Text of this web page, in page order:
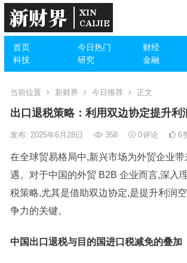
首页 今日热门 财经
科技
研究 金融
当前位置 新财界 今日推荐 正文
出口退税策略：利用双边协定提升利
发布: 2025年6月28日 358 0评论 6
在全球贸易格局中,新兴市场为外贸企业
遇。对于中国的外贸 B2B 企业而言,深入
税策略,尤其是借助双边协定,是提升利润
争力的关键。
中国出口退税与目的国进口税减免的叠加